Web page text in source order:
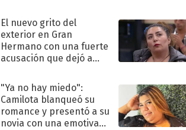
El nuevo grito del
exterior en Gran
Hermano con una fuerte
acusación que dejó a
"Traidora"
"Ya no hay miedo":
Camilota blanqueó su
romance y presentó a su
novia con una emotiva